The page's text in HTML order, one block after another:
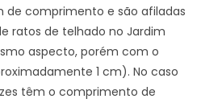
de comprimento e são afiladas
ratos de telhado no Jardim
aspecto, porém com o
1 cm). No caso
têm o comprimento de